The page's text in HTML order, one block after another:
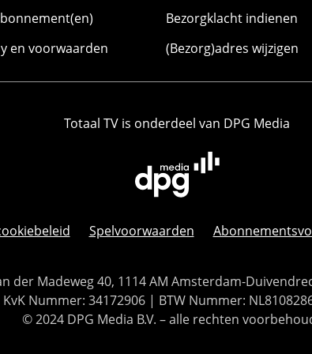
en voorwaarden
Bezorgklacht indienen
(Bezorg)adres wijzigen
Totaal TV is onderdeel van DPG Media
Spelvoorwaarden
der Madeweg 40, 1114 AM Amsterdam-
KvK Nummer: 34172906 | BTW Nummer:
© 2024 DPG Media B.V. – alle rechten